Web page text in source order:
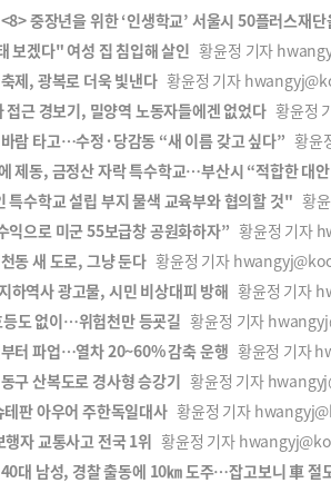
중장년을 위한 ‘인생학교’ 서울시 50플러스재단
보겠다" 여성 집 침입해 살인 황윤정 기자
제, 광복로 더욱 빛낸다황윤정 기자
접근 경보기, 밀양역 노동자들에겐 없었다황윤정
람 타고…수정·당감동 “새 이름 갖고 싶다” 황윤
제동, 금정산 자락 특수학교…부산시 “적합한 대
특수학교 설립 부지 물색 교육부와 협의할 것" 황
익으로 미군 55보급창 공원화하자” 황윤정 기자
동 새 도로, 그냥 둔다황윤정 기자
하역사 광고물, 시민 비상대피 방해 황윤정 기자
도 없이…위험천만 등굣길 황윤정 기자
터 파업…열차 20~60% 감축 운행 황윤정 기자
구 산복도로 경사형 승강기 황윤정 기자
판 아우어 주한독일대사황윤정 기자
자 교통사고 전국 1위 황윤정 기자
대 남성, 경찰 출동에 10㎞ 도주…잡고보니 車 절